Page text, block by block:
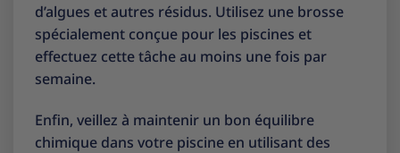
d’algues et autres résidus. Utilisez une brosse
spécialement conçue pour les piscines et
effectuez cette tâche au moins une fois par
semaine.
Enfin, veillez à maintenir un bon équilibre
chimique dans votre piscine en utilisant des